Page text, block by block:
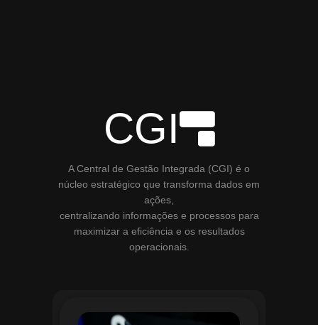
CGI
A Central de Gestão Integrada (CGI) é o
núcleo estratégico que transforma dados em
ações,
centralizando informações e processos para
maximizar a eficiência e os resultados
operacionais.